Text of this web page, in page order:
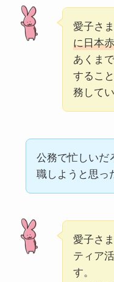
愛子さ
に日本
あくま
するこ
務して
公務で忙しいだ
職しようと思っ
愛子さ
ティア
す。